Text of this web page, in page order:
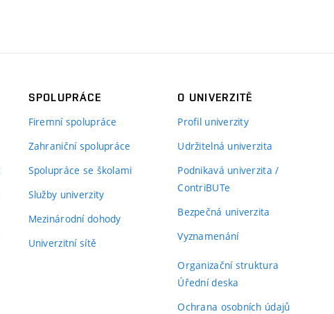
SPOLUPRÁCE
Firemní spolupráce
Zahraniční spolupráce
Spolupráce se školami
Služby univerzity
Mezinárodní dohody
Univerzitní sítě
O UNIVERZITĚ
Profil univerzity
Udržitelná univerzita
Podnikavá univerzita /
ContriBUTe
Bezpečná univerzita
Vyznamenání
Organizační struktura
Úřední deska
Ochrana osobních údajů